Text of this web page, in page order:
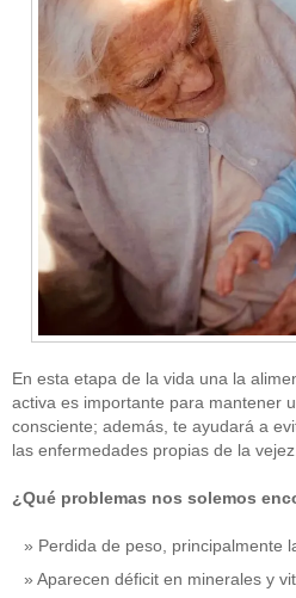
En esta etapa de la vida una la
activa es importante para mantener
consciente; además, te ayudará a
las enfermedades propias de la vejez.
¿Qué problemas nos solemos
Perdida de peso, principalmente
Aparecen déficit en minerales y